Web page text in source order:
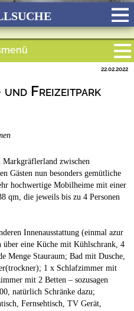
Camping- und Freizeitpark
Freizeitpark
22.02.2022
zwischen
Gästen nun besonders gemütliche
hochwertige Mobilheime mit einer
qm, die jeweils bis zu 4 Personen
Innenausstattung (einmal azur
über eine Küche mit Kühlschrank, 4
Menge Stauraum; Bad mit Dusche,
1 x Schlafzimmer mit
mit 2 Betten – sozusagen
natürlich Schränke dazu;
Fernsehtisch, TV Gerät,